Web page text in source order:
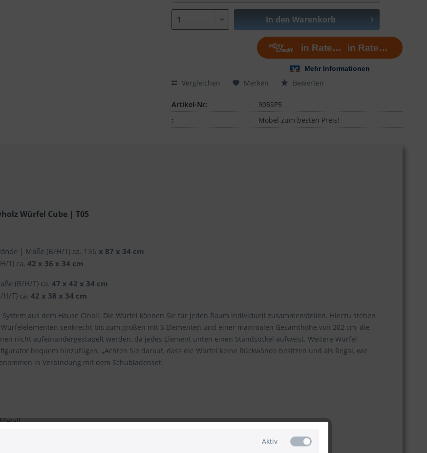
In den Warenkorb
Vergleichen Merken Bewerten
Artikel-Nr:
905SP5
:
Möbel zum besten Preis!
Würfel Cube | T05
| Maße (B/H/T) ca. 136 x 87 x 34 cm
T) ca. 42 x 36 x 34 cm
(B/H/T) ca. 47 x 42 x 34 cm
T) ca. 42 x 38 x 34 cm
aus dem Hause Cinall. Die Würfel können Sie für jeden Raum individuell zusammenstellen. Hierzu stehen
senkrecht bis zum großen mit 5 Elementen und einer maximalen Gesamthöhe von 202 cm, die
nicht aufeinandergestapelt werden, da jedes Element unten einen Standsockel aufweist. Weitere Würfel
bequem hinzufügen. „Achten Sie darauf, dass die Würfel keine Rückwände besitzen und als Regal, wie
in Verbindung mit dem Schubladenset.
Aktiv